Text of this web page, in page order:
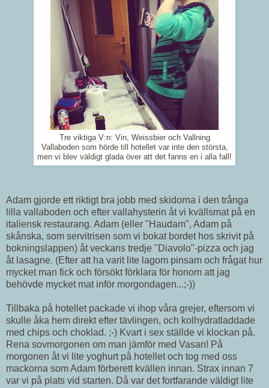
Tre viktiga V:n: Vin, Weissbier och Vallning
Vallaboden som hörde till hotellet var inte den största,
men vi blev väldigt glada över att det fanns en i alla fall!
Adam gjorde ett riktigt bra jobb med skidorna i den trånga
lilla vallaboden och efter vallahysterin åt vi kvällsmat på en
italiensk restaurang. Adam (eller "Haudam", Adam på
skånska, som servitrisen som vi bokat bordet hos skrivit på
bokningslappen) åt veckans tredje "Diavolo"-pizza och jag
åt lasagne. (Efter att ha varit lite lagom pinsam och frågat hur
mycket man fick och försökt förklara för honom att jag
behövde mycket mat inför morgondagen...;-))
Tillbaka på hotellet packade vi ihop våra grejer, eftersom vi
skulle åka hem direkt efter tävlingen, och kolhydratladdade
med chips och choklad. ;-) Kvart i sex ställde vi klockan på.
Rena sovmorgonen om man jämför med Vasan! På
morgonen åt vi lite yoghurt på hotellet och tog med oss
mackorna som Adam förberett kvällen innan. Strax innan 7
var vi på plats vid starten. Då var det fortfarande väldigt lite